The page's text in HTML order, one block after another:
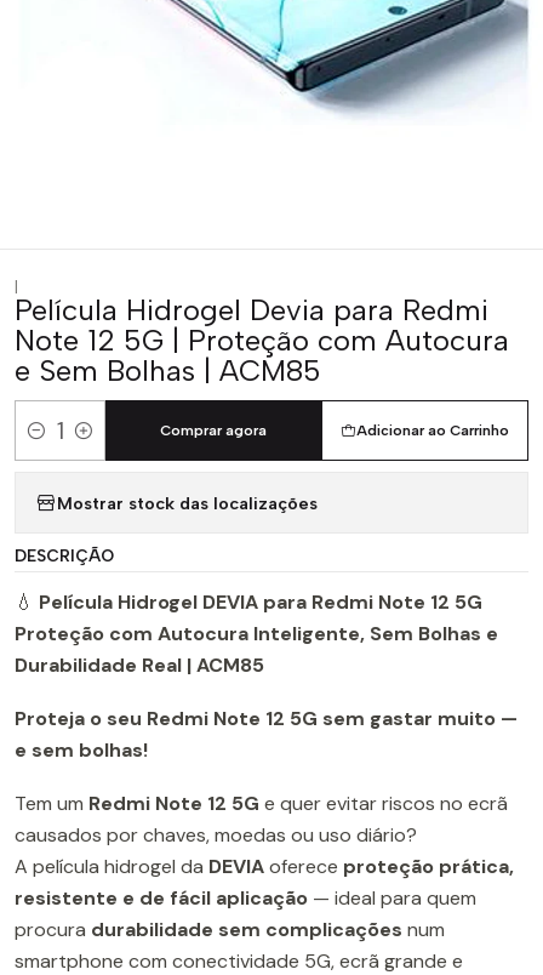
|
Película Hidrogel Devia para Redmi
Note 12 5G | Proteção com Autocura
e Sem Bolhas | ACM85
Quantidade
Adicionar ao Carrinho
Comprar agora
Mostrar stock das localizações
DESCRIÇÃO
💧 Película Hidrogel DEVIA para Redmi Note 12 5G
Proteção com Autocura Inteligente, Sem Bolhas e
Durabilidade Real | ACM85
Proteja o seu Redmi Note 12 5G sem gastar muito —
e sem bolhas!
Tem um Redmi Note 12 5G e quer evitar riscos no ecrã
causados por chaves, moedas ou uso diário?
A película hidrogel da DEVIAoferece proteção prática,
resistente e de fácil aplicação — ideal para quem
procura durabilidade sem complicações num
smartphone com conectividade 5G, ecrã grande e